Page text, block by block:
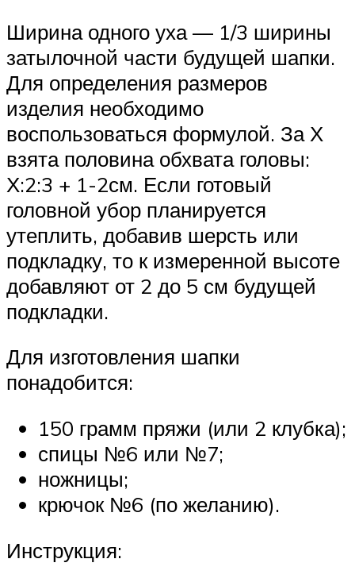
Ширина одного уха — 1/3 ширины
затылочной части будущей шапки.
Для определения размеров
изделия необходимо
воспользоваться формулой. За Х
взята половина обхвата головы:
Х:2:3 + 1-2см. Если готовый
головной убор планируется
утеплить, добавив шерсть или
подкладку, то к измеренной высоте
добавляют от 2 до 5 см будущей
подкладки.
Для изготовления шапки
понадобится:
150 грамм пряжи (или 2 клубка);
спицы №6 или №7;
ножницы;
крючок №6 (по желанию).
Инструкция: